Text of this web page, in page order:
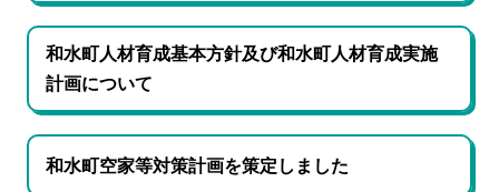
和水町人材育成基本方針及び和水町人材育成実施
計画について
和水町空家等対策計画を策定しました